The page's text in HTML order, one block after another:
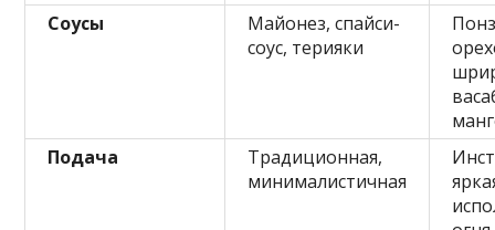
Соусы
Майонез, спайси-
соус, терияки
Подача
Традиционная,
минималистичная